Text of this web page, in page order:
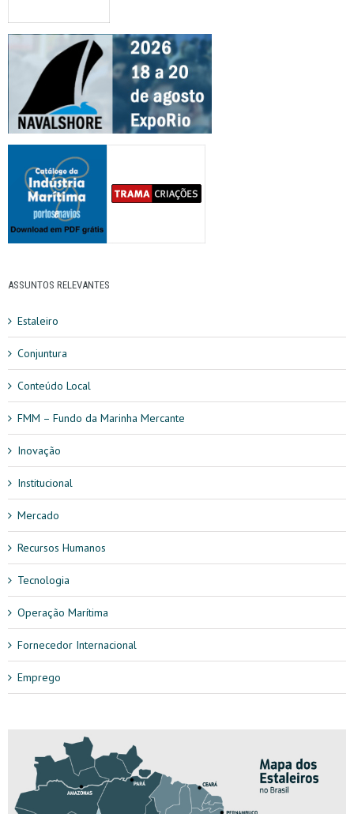
ASSUNTOS RELEVANTES
Estaleiro
Conjuntura
Conteúdo Local
FMM – Fundo da Marinha Mercante
Inovação
Institucional
Mercado
Recursos Humanos
Tecnologia
Operação Marítima
Fornecedor Internacional
Emprego